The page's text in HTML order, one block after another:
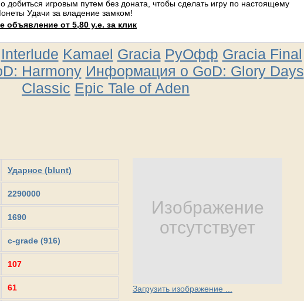
добиться игровым путем без доната, чтобы сделать игру по настоящему
Удачи за владение замком!
объявление от 5,80 у.е. за клик
Interlude Kamael Gracia РуОфф Gracia Final
Harmony Информация о GoD: Glory Days
Classic Epic Tale of Aden
Ударное (blunt)
2290000
1690
c-grade (916)
107
61
Изображение
отсутствует
Загрузить изображение ...